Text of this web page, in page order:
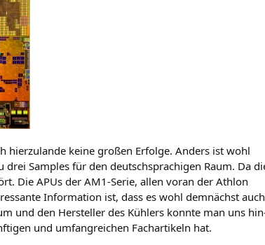
hier­zu­lan­de kei­ne gro­ßen Erfol­ge. Anders ist wohl
Samples für den deutsch­spra­chi­gen Raum. Da
Die APUs der AM1-Serie, allen vor­an der Ath­lon
Infor­ma­ti­on ist, dass es wohl dem­nächst auch
und den Her­stel­ler des Küh­lers konn­te man uns
und umfang­rei­chen Fach­ar­ti­keln hat.